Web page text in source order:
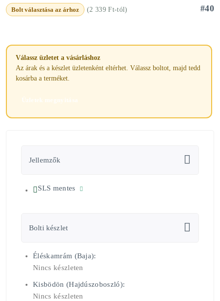
Bolt választása az árhoz (2 339 Ft-tól) #40
Válassz üzletet a vásárláshoz
Az árak és a készlet üzletenként eltérhet. Válassz boltot, majd tedd
kosárba a terméket.
Üzletek megnyitása
Jellemzők
SLS mentes
Bolti készlet
Éléskamrám (Baja):
Nincs készleten
Kisbödön (Hajdúszoboszló):
Nincs készleten